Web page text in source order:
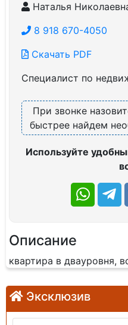
Наталья
8 918 670-4050
Скачать PDF
Специалист по
При звонке
быстрее найдем
Используйте
Описание
квартира в двауровня,
Эксклюзив